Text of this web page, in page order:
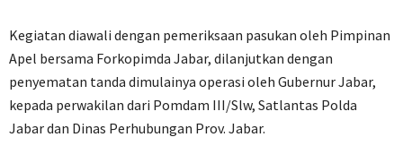
Kegiatan diawali dengan pemeriksaan pasukan oleh Pimpinan
Apel bersama Forkopimda Jabar, dilanjutkan dengan
penyematan tanda dimulainya operasi oleh Gubernur Jabar,
kepada perwakilan dari Pomdam III/Slw, Satlantas Polda
Jabar dan Dinas Perhubungan Prov. Jabar.